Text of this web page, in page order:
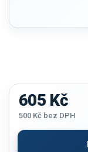
605 Kč
500 Kč bez DPH
cena: